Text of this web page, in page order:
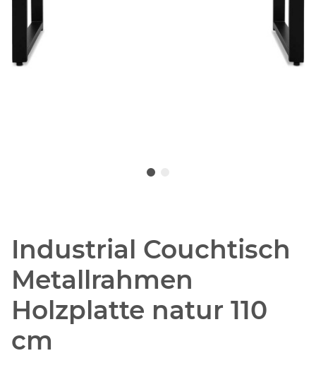
Industrial Couchtisch
Metallrahmen
Holzplatte natur 110
cm